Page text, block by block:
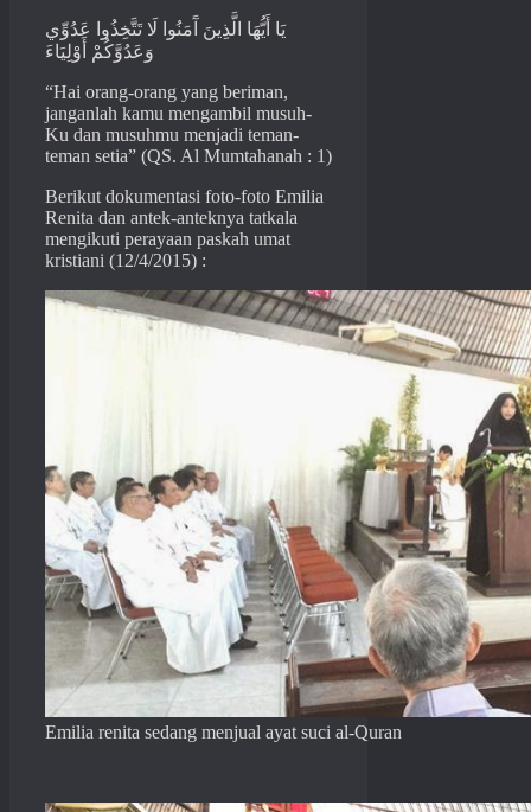
يَا أَيُّهَا الَّذِينَ آَمَنُوا لَا تَتَّخِذُوا عَدُوِّي
وَعَدُوَّكُمْ أَوْلِيَاءَ
“Hai orang-orang yang beriman,
janganlah kamu mengambil musuh-
Ku dan musuhmu menjadi teman-
teman setia” (QS. Al Mumtahanah : 1)
Berikut dokumentasi foto-foto Emilia
Renita dan antek-anteknya tatkala
mengikuti perayaan paskah umat
kristiani (12/4/2015) :
Emilia renita sedang menjual ayat suci al-Quran